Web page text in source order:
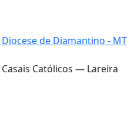
Diocese de Diamantino - MT